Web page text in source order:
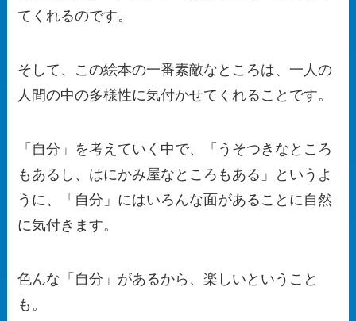
てくれるのです。
そして、この絵本の一番素敵なところは、一人の
人間の中の多様性に気付かせてくれることです。
「自分」を考えていく中で、「うそつきなところ
もあるし、はにかみ屋なところもある」というよ
うに、「自分」にはいろんな面があることに自然
に気付きます。
色んな「自分」があるから、楽しいということ
も。